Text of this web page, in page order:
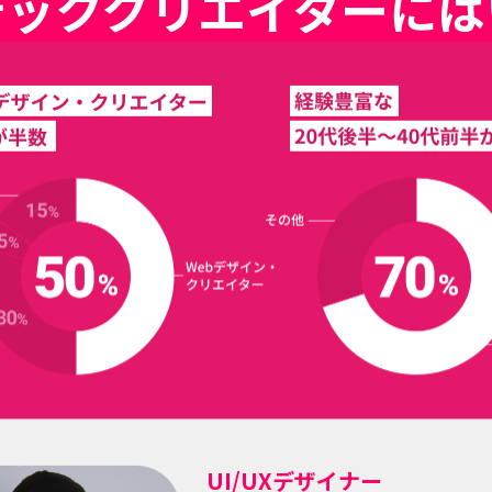
UI/UXデザイナー